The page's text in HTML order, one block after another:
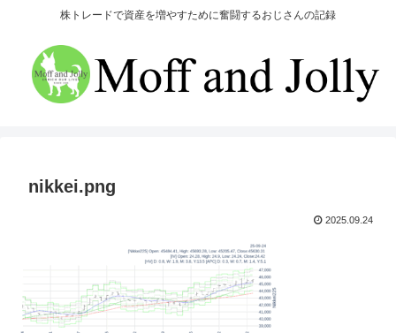
株トレードで資産を増やすために奮闘するおじさんの記録
nikkei.png
2025.09.24